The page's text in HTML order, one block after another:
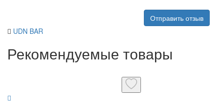
Отправить отзыв
UDN BAR
Рекомендуемые товары